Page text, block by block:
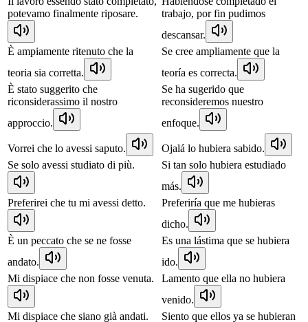
potevamo finalmente riposare.
trabajo, por fin pudimos
descansar.
È ampiamente ritenuto che la
teoria sia corretta.
Se cree ampliamente que la
teoría es correcta.
È stato suggerito che
riconsiderassimo il nostro
approccio.
Se ha sugerido que
reconsideremos nuestro
enfoque.
Vorrei che lo avessi saputo.
Ojalá lo hubiera sabido.
Se solo avessi studiato di più.
Si tan solo hubiera estudiado
más.
Preferirei che tu mi avessi detto.
Preferiría que me hubieras
dicho.
È un peccato che se ne fosse
andato.
Es una lástima que se hubiera
ido.
Mi dispiace che non fosse venuta.
Lamento que ella no hubiera
venido.
Mi dispiace che siano già andati.
Siento que ellos ya se hubieran